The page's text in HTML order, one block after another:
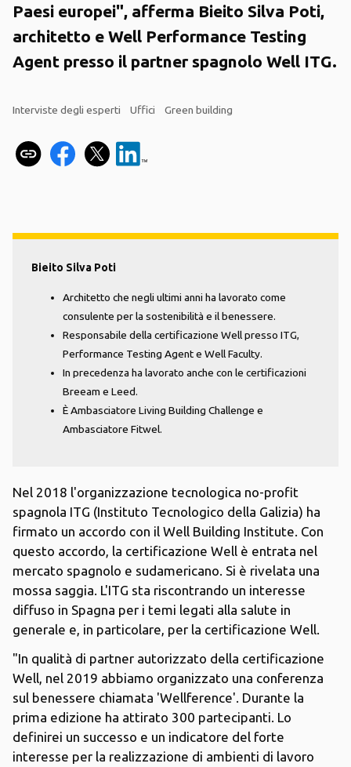
Paesi europei", afferma Bieito Silva Poti,
architetto e Well Performance Testing
Agent presso il partner spagnolo Well ITG.
Interviste degli esperti Uffici Green building
Bieito Silva Poti
Architetto che negli ultimi anni ha lavorato come
consulente per la sostenibilità e il benessere.
Responsabile della certificazione Well presso ITG,
Performance Testing Agent e Well Faculty.
In precedenza ha lavorato anche con le certificazioni
Breeam e Leed.
È Ambasciatore Living Building Challenge e
Ambasciatore Fitwel.
Nel 2018 l'organizzazione tecnologica no-profit
spagnola ITG (Instituto Tecnologico della Galizia) ha
firmato un accordo con il Well Building Institute. Con
questo accordo, la certificazione Well è entrata nel
mercato spagnolo e sudamericano. Si è rivelata una
mossa saggia. L'ITG sta riscontrando un interesse
diffuso in Spagna per i temi legati alla salute in
generale e, in particolare, per la certificazione Well.
"In qualità di partner autorizzato della certificazione
Well, nel 2019 abbiamo organizzato una conferenza
sul benessere chiamata 'Wellference'. Durante la
prima edizione ha attirato 300 partecipanti. Lo
definirei un successo e un indicatore del forte
interesse per la realizzazione di ambienti di lavoro